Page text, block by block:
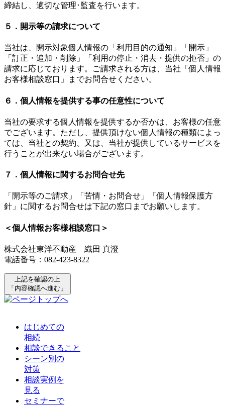
締結し、適切な管理･監査を行います。
５．開示等の請求について
当社は、開示対象個人情報の「利用目的の通知」「開示」
「訂正・追加・削除」「利用の停止・消去・提供の拒否」の
請求に応じております。ご請求される方は、当社「個人情報
お客様相談窓口」までお問合せください。
６．個人情報を提供する事の任意性について
当社の要求する個人情報を提供するか否かは、お客様の任意
でございます。ただし、提供頂けない個人情報の種類によっ
ては、当社との契約、又は、当社が提供しているサービスを
行うことが出来ない場合がございます。
７．個人情報に関するお問合せ先
「開示等のご請求」「苦情・お問合せ」「個人情報保護方
針」に関するお問合せは下記の窓口までお願いします。
＜個人情報お客様相談窓口＞
株式会社東洋不動産 織田 真澄
電話番号：082-423-8322
上記を確認の上
「内容確認へ進む」
はじめての
相続
相談できること
シーン別の
対策
相談実例を
見る
セミナーで